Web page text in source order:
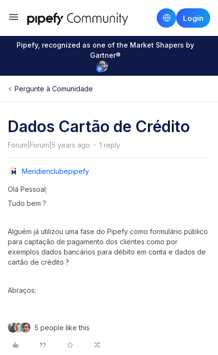
Login
Pipefy, recognized as one of the Market Shapers by
Gartner®
Pergunte à Comunidade
Dados Cartão de Crédito
Forum|Forum|5 years ago 1 reply
Meridienclubepipefy
Olá Pessoal;
Tudo bem ?
Alguém já utilizou uma fase do Pipefy como formulário público
para captação de pagamento dos clientes como por
exemplos dados bancários para débito em conta e dados de
cartão de crédito ?
Abraços;
5 people like this